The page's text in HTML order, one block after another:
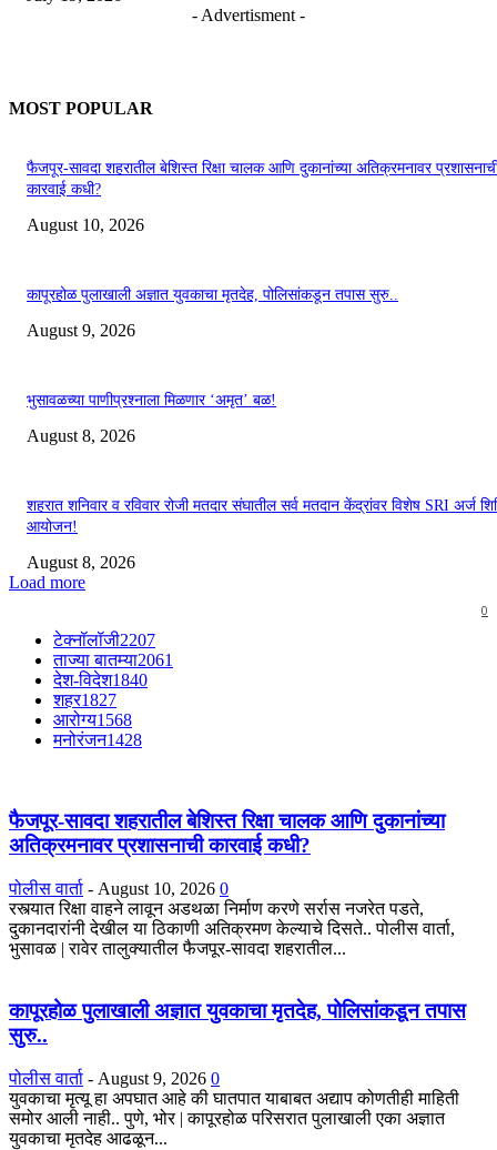
- Advertisment -
MOST POPULAR
फैजपूर-सावदा शहरातील बेशिस्त रिक्षा चालक आणि दुकानांच्या अतिक्रमनावर
कारवाई कधी?
August 10, 2026
कापूरहोळ पुलाखाली अज्ञात युवकाचा मृतदेह, पोलिसांकडून तपास सुरु..
August 9, 2026
भुसावळच्या पाणीप्रश्नाला मिळणार ‘अमृत’ बळ!
August 8, 2026
शहरात शनिवार व रविवार रोजी मतदार संघातील सर्व मतदान केंद्रांवर विशेष SRI अर्ज
आयोजन!
August 8, 2026
Load more
0
टेक्नॉलॉजी2207
ताज्या बातम्या2061
देश-विदेश1840
शहर1827
आरोग्य1568
मनोरंजन1428
फैजपूर-सावदा शहरातील बेशिस्त रिक्षा चालक आणि दुकानांच्या
अतिक्रमनावर प्रशासनाची कारवाई कधी?
पोलीस वार्ता - August 10, 2026 0
रस्त्यात रिक्षा वाहने लावून अडथळा निर्माण करणे सर्रास नजरेत पडते,
दुकानदारांनी देखील या ठिकाणी अतिक्रमण केल्याचे दिसते.. पोलीस वार्ता,
भुसावळ | रावेर तालुक्यातील फैजपूर-सावदा शहरातील...
कापूरहोळ पुलाखाली अज्ञात युवकाचा मृतदेह, पोलिसांकडून तपास
सुरु..
पोलीस वार्ता - August 9, 2026 0
युवकाचा मृत्यू हा अपघात आहे की घातपात याबाबत अद्याप कोणतीही माहिती
समोर आली नाही.. पुणे, भोर | कापूरहोळ परिसरात पुलाखाली एका अज्ञात
युवकाचा मृतदेह आढळून...